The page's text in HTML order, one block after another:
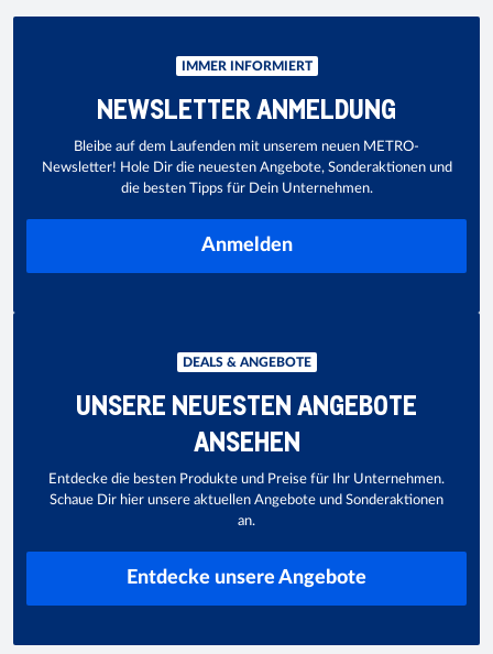
IMMER INFORMIERT
NEWSLETTER ANMELDUNG
Bleibe auf dem Laufenden mit unserem neuen METRO-
Newsletter! Hole Dir die neuesten Angebote, Sonderaktionen und
die besten Tipps für Dein Unternehmen.
Anmelden
DEALS & ANGEBOTE
UNSERE NEUESTEN ANGEBOTE
ANSEHEN
Entdecke die besten Produkte und Preise für Ihr Unternehmen.
Schaue Dir hier unsere aktuellen Angebote und Sonderaktionen
an.
Entdecke unsere Angebote